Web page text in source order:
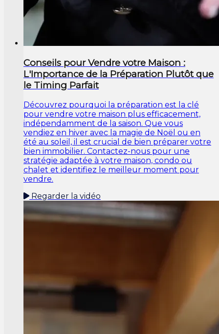
Conseils pour Vendre votre Maison :
L'Importance de la Préparation Plutôt que
le Timing Parfait
Découvrez pourquoi la préparation est la clé
pour vendre votre maison plus efficacement,
indépendamment de la saison. Que vous
vendiez en hiver avec la magie de Noël ou en
été au soleil, il est crucial de bien préparer votre
bien immobilier. Contactez-nous pour une
stratégie adaptée à votre maison, condo ou
chalet et identifiez le meilleur moment pour
vendre.
Regarder la vidéo